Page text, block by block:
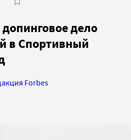
дело
в Спортивный
Forbes